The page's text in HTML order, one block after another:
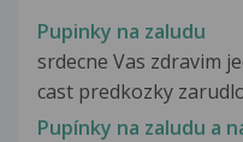
Pupinky na zaludu
srdecne Vas zdravim
cast predkozky
Pupínky na zaludu a